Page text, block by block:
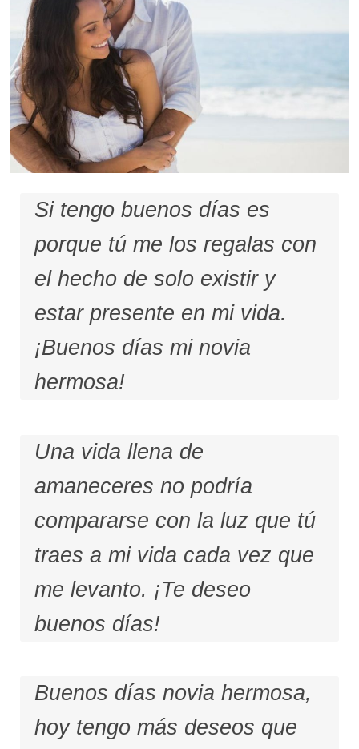
Si tengo buenos días es
porque tú me los regalas con
el hecho de solo existir y
estar presente en mi vida.
¡Buenos días mi novia
hermosa!
Una vida llena de
amaneceres no podría
compararse con la luz que tú
traes a mi vida cada vez que
me levanto. ¡Te deseo
buenos días!
Buenos días novia hermosa,
hoy tengo más deseos que